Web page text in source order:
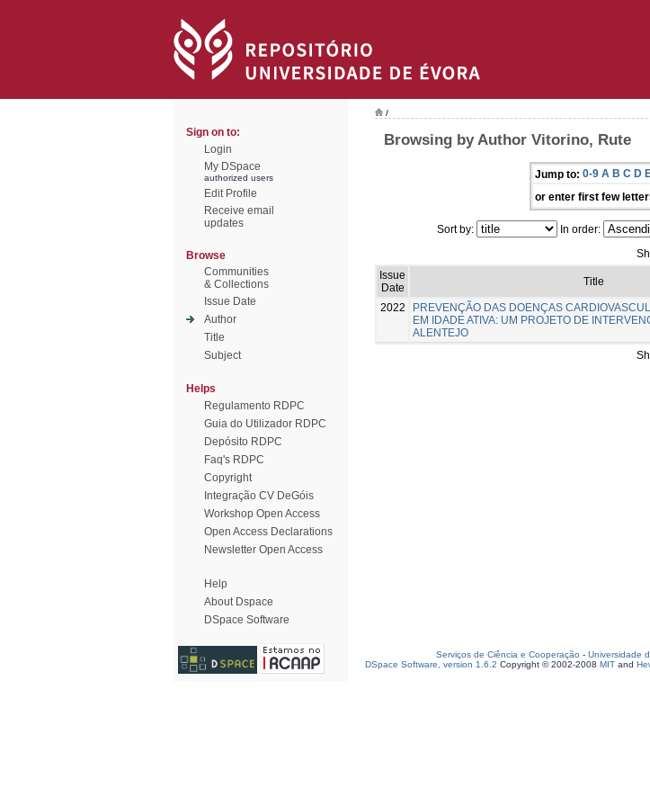
Sign on to:
Login
My DSpace
authorized users
Edit Profile
Receive email
updates
Browse
Communities
& Collections
Issue Date
Author
Title
Subject
Helps
Regulamento RDPC
Guia do Utilizador RDPC
Depósito RDPC
Faq's RDPC
Copyright
Integração CV DeGóis
Workshop Open Access
Open Access Declarations
Newsletter Open Access
Help
About Dspace
DSpace Software
/
Browsing by Author Vitorino, Rute
Jump to: 0-9 A B C D
or enter first few
Sort by: In order:
Issue
Date
Title
2022
PREVENÇÃO DAS DOENÇAS
EM IDADE ATIVA: UM PROJETO DE
ALENTEJO
Serviços de Ciência e Cooperação - Universidade
DSpace Software, version 1.6.2 Copyright © 2002-2008 MIT and